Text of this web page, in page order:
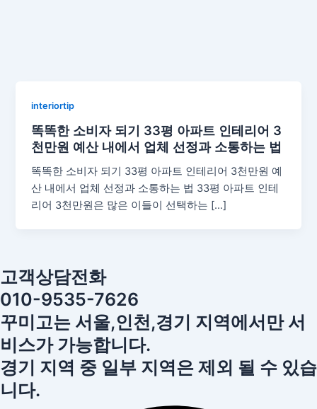
interiortip
똑똑한 소비자 되기 33평 아파트 인테리어 3
천만원 예산 내에서 업체 선정과 소통하는 법
똑똑한 소비자 되기 33평 아파트 인테리어 3천만원 예
산 내에서 업체 선정과 소통하는 법 33평 아파트 인테
리어 3천만원은 많은 이들이 선택하는 […]
고객상담전화
010-9535-7626
꾸미고는 서울,인천,경기 지역에서만 서
비스가 가능합니다.
경기 지역 중 일부 지역은 제외 될 수 있습
니다.